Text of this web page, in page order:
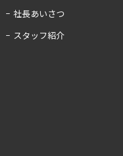
社長あいさつ
スタッフ紹介